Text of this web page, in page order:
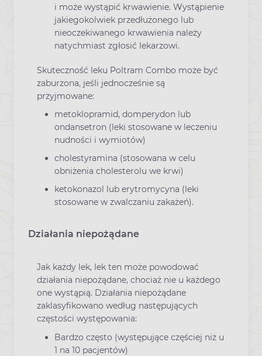
i może wystąpić krwawienie. Wystąpienie
jakiegokolwiek przedłużonego lub
nieoczekiwanego krwawienia należy
natychmiast zgłosić lekarzowi.
Skuteczność leku Poltram Combo może być
zaburzona, jeśli jednocześnie są
przyjmowane:
metoklopramid, domperydon lub
ondansetron (leki stosowane w leczeniu
nudności i wymiotów)
cholestyramina (stosowana w celu
obniżenia cholesterolu we krwi)
ketokonazol lub erytromycyna (leki
stosowane w zwalczaniu zakażeń).
Działania niepożądane
Jak każdy lek, lek ten może powodować
działania niepożądane, chociaż nie u każdego
one wystąpią. Działania niepożądane
zaklasyfikowano według następujących
częstości występowania:
Bardzo często (występujące częściej niż u
1 na 10 pacjentów)